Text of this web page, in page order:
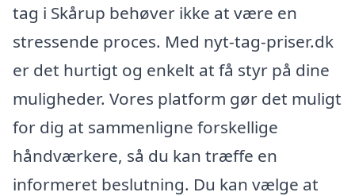
tag i Skårup behøver ikke at være en
stressende proces. Med nyt-tag-priser.dk
er det hurtigt og enkelt at få styr på dine
muligheder. Vores platform gør det muligt
for dig at sammenligne forskellige
håndværkere, så du kan træffe en
informeret beslutning. Du kan vælge at